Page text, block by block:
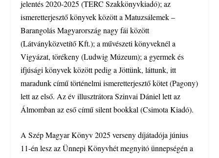
jelentés 2020-2025 (TERC Szakkönyvkiadó); az
ismeretterjesztő könyvek között a Matuzsálemek –
Barangolás Magyarország nagy fái között
(Látványközvetítő Kft.); a művészeti könyveknél a
Vigyázat, törékeny (Ludwig Múzeum); a gyermek és
ifjúsági könyvek között pedig a Jöttünk, láttunk, itt
maradunk című történelmi ismeretterjesztő kötet (Pagony)
lett az első. Az év illusztrátora Szinvai Dániel lett az
Álmomban az eső című silent bookkal (Csimota Kiadó).
A Szép Magyar Könyv 2025 verseny díjátadója június
11-én lesz az Ünnepi Könyvhét megnyitó ünnepségén a